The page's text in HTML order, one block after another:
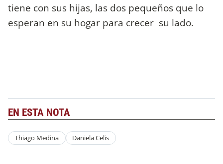
tiene con sus hijas, las dos pequeños que lo
esperan en su hogar para crecer su lado.
EN ESTA NOTA
Thiago Medina Daniela Celis